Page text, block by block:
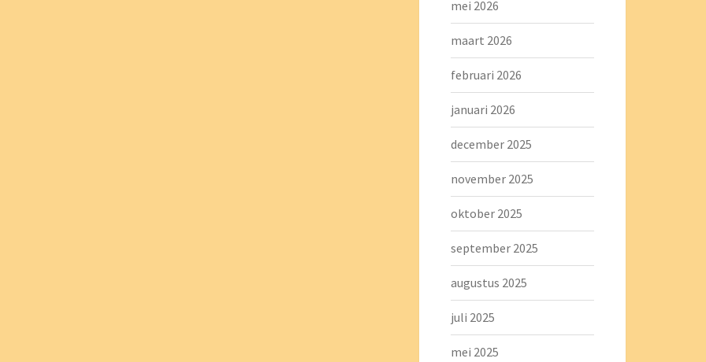
mei 2026
maart 2026
februari 2026
januari 2026
december 2025
november 2025
oktober 2025
september 2025
augustus 2025
juli 2025
mei 2025